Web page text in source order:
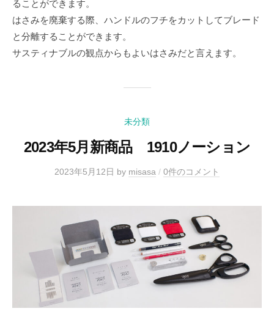
ることができます。
はさみを廃棄する際、ハンドルのフチをカットしてブレード
と分離することができます。
サスティナブルの観点からもよいはさみだと言えます。
未分類
2023年5月新商品 1910ノーション
2023年5月12日 by misasa / 0件のコメント